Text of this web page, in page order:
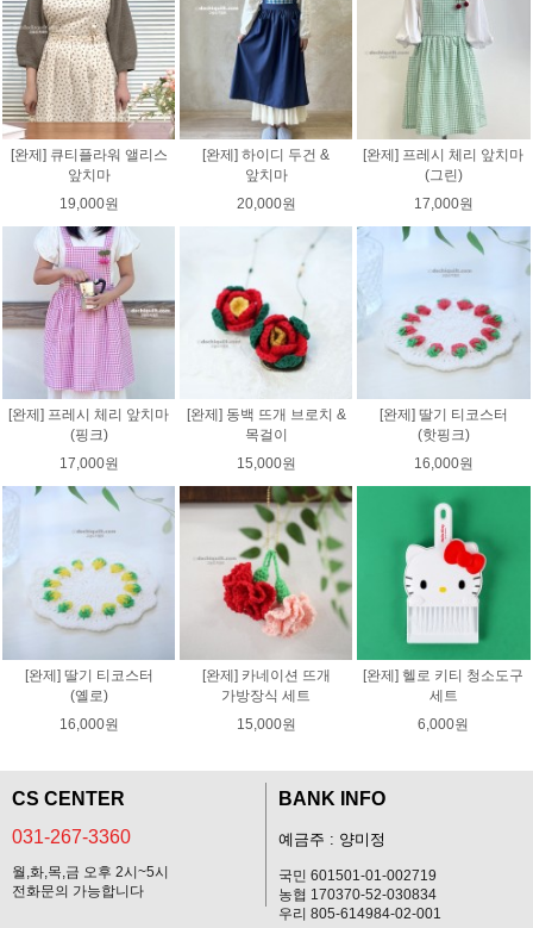
[완제] 큐티플라워 앨리스
앞치마
19,000원
[완제] 하이디 두건 &
앞치마
20,000원
[완제] 프레시 체리 앞치마
(그린)
17,000원
[완제] 프레시 체리 앞치마
(핑크)
17,000원
[완제] 동백 뜨개 브로치 &
목걸이
15,000원
[완제] 딸기 티코스터
(핫핑크)
16,000원
[완제] 딸기 티코스터
(옐로)
16,000원
[완제] 카네이션 뜨개
가방장식 세트
15,000원
[완제] 헬로 키티 청소도구
세트
6,000원
CS CENTER
031-267-3360
월,화,목,금 오후 2시~5시
전화문의 가능합니다
BANK INFO
예금주 : 양미정
국민 601501-01-002719
농협 170370-52-030834
우리 805-614984-02-001